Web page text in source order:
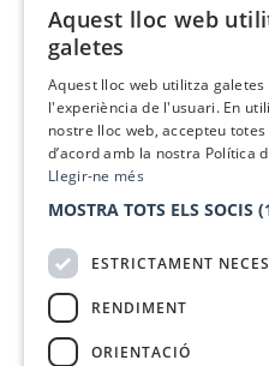
Aquest lloc web
galetes
Aquest lloc web utilitza
l'experiència de l'usuari. En
nostre lloc web, accepteu
d’acord amb la nostra Política
Llegir-ne més
MOSTRA TOTS ELS SOCIS
ESTRICTAMENT
RENDIMENT
ORIENTACIÓ